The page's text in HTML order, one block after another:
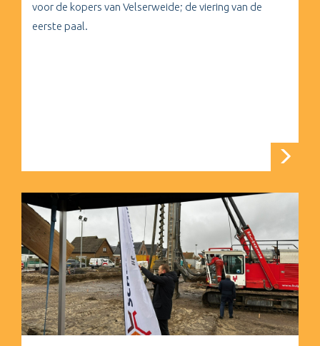
voor de kopers van Velserweide; de viering van de
eerste paal.